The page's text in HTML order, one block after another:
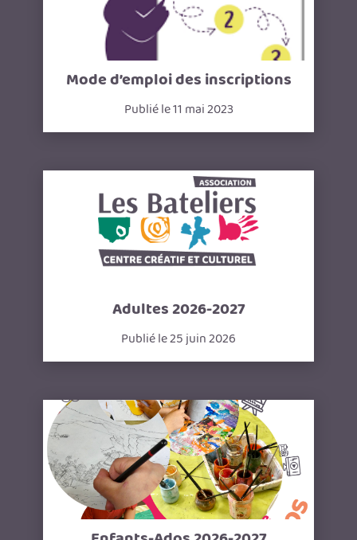
Mode d’emploi des inscriptions
Publié le 11 mai 2023
Adultes 2026-2027
Publié le 25 juin 2026